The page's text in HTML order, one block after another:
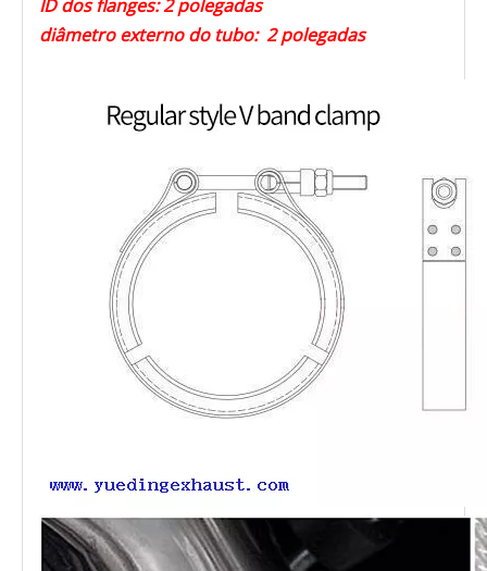
ID dos flanges: 2 polegadas
diâmetro externo do tubo: 2 polegadas